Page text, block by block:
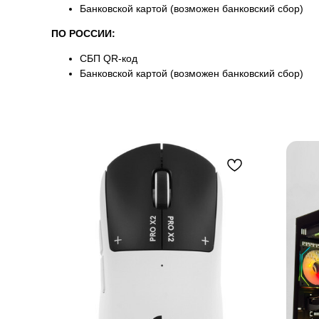
Банковской картой (возможен банковский сбор)
ПО РОССИИ:
СБП QR-код
Банковской картой (возможен банковский сбор)